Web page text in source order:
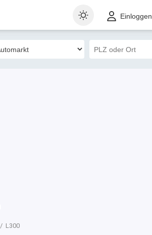
Einloggen
L300